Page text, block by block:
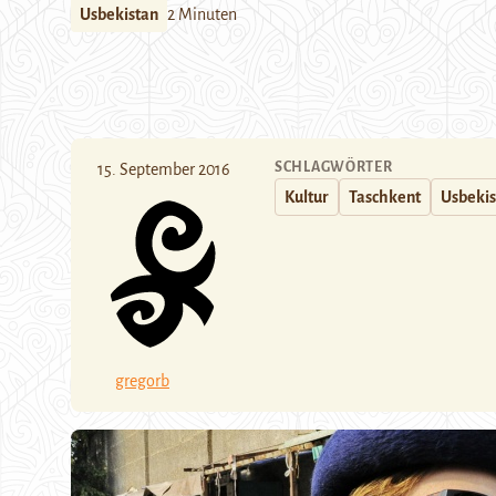
Usbekistan 2 Minuten
15. September 2016
gregorb
SCHLAGWÖRTER
Kultur Taschkent